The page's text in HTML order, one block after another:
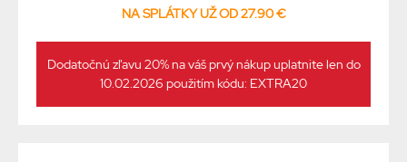
NA SPLÁTKY UŽ OD 27.90 €
Dodatočnú zľavu 20% na váš prvý nákup uplatnite len do
10.02.2026 použitím kódu: EXTRA20